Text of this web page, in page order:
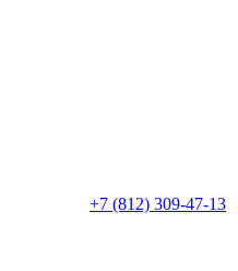
+7 (812) 309-47-13